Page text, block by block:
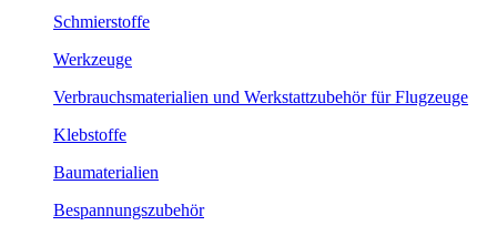
Schmierstoffe
Werkzeuge
Verbrauchsmaterialien und Werkstattzubehör für Flugzeuge
Klebstoffe
Baumaterialien
Bespannungszubehör